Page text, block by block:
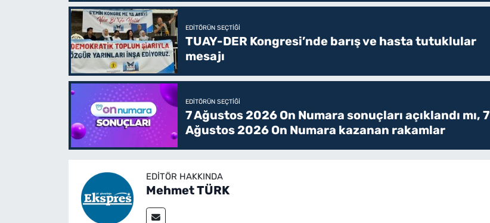
EDITÖRÜN SEÇTIĞI
TUAY-DER Kongresi’nde barış ve hasta tutuklular
mesajı
EDITÖRÜN SEÇTIĞI
7 Ağustos 2026 On Numara sonuçları açıklandı mı, 7
Ağustos 2026 On Numara kazanan rakamlar
EDITÖR HAKKINDA
Mehmet TÜRK